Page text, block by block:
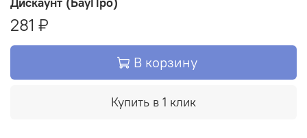
281 ₽
В корзину
Купить в 1 клик